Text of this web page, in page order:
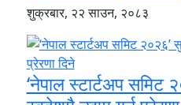
शुक्रबार, २२ साउन, २०८३
‘नेपाल स्टार्टअप समिट